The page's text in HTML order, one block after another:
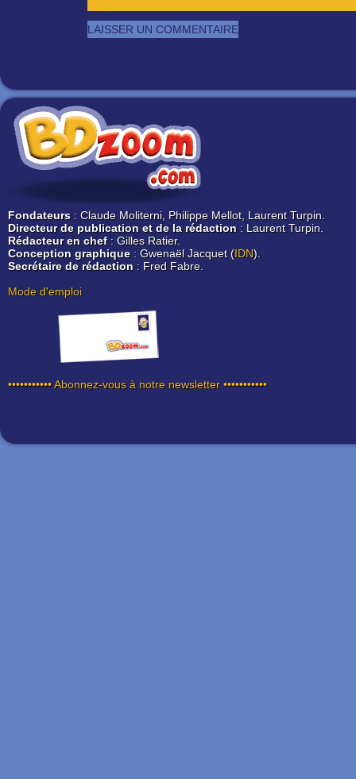
Fondateurs : Claude Moliterni, Philippe Mellot, Laurent Turpin.
Directeur de publication et de la rédaction : Laurent Turpin.
Rédacteur en chef: Gilles Ratier.
Conception graphique: Gwenaël Jacquet (IDN).
Secrétaire de rédaction : Fred Fabre.
Mode d'emploi
••••••••••• Abonnez-vous à notre newsletter •••••••••••